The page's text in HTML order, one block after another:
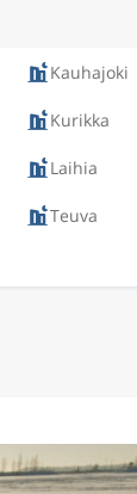
Kauhajoki
Kurikka
Laihia
Teuva